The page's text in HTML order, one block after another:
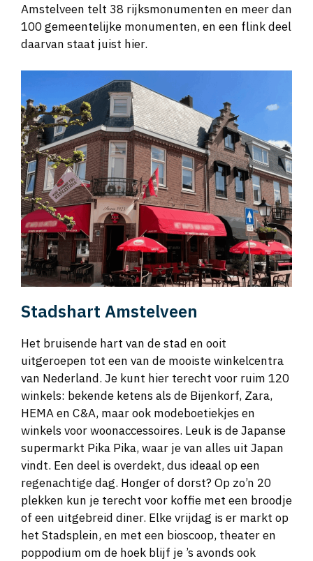
Amstelveen telt 38 rijksmonumenten en meer dan
100 gemeentelijke monumenten, en een flink deel
daarvan staat juist hier.
Stadshart Amstelveen
Het bruisende hart van de stad en ooit
uitgeroepen tot een van de mooiste winkelcentra
van Nederland. Je kunt hier terecht voor ruim 120
winkels: bekende ketens als de Bijenkorf, Zara,
HEMA en C&A, maar ook modeboetiekjes en
winkels voor woonaccessoires. Leuk is de Japanse
supermarkt Pika Pika, waar je van alles uit Japan
vindt. Een deel is overdekt, dus ideaal op een
regenachtige dag. Honger of dorst? Op zo’n 20
plekken kun je terecht voor koffie met een broodje
of een uitgebreid diner. Elke vrijdag is er markt op
het Stadsplein, en met een bioscoop, theater en
poppodium om de hoek blijf je ’s avonds ook